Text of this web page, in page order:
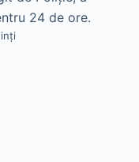
24 de ore.